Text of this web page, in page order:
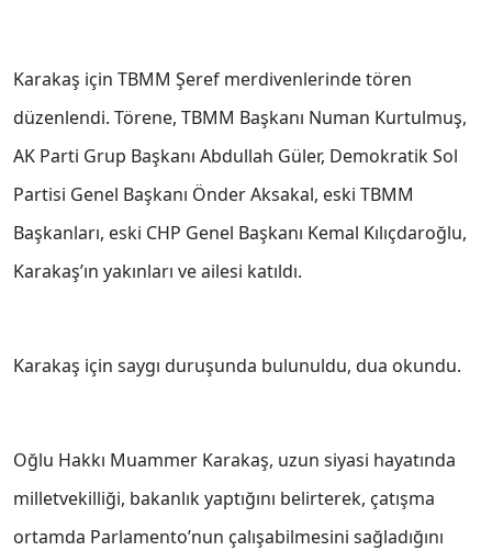
Karakaş için TBMM Şeref merdivenlerinde tören
düzenlendi. Törene, TBMM Başkanı Numan Kurtulmuş,
AK Parti Grup Başkanı Abdullah Güler, Demokratik Sol
Partisi Genel Başkanı Önder Aksakal, eski TBMM
Başkanları, eski CHP Genel Başkanı Kemal Kılıçdaroğlu,
Karakaş’ın yakınları ve ailesi katıldı.
Karakaş için saygı duruşunda bulunuldu, dua okundu.
Oğlu Hakkı Muammer Karakaş, uzun siyasi hayatında
milletvekilliği, bakanlık yaptığını belirterek, çatışma
ortamda Parlamento’nun çalışabilmesini sağladığını